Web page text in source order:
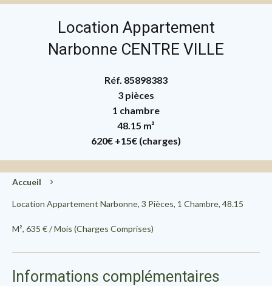
Location Appartement
Narbonne CENTRE VILLE
Réf. 85898383
3 pièces
1 chambre
48.15 m²
620€ +15€ (charges)
Accueil
Location Appartement Narbonne, 3 Pièces, 1 Chambre, 48.15
M², 635 € / Mois (Charges Comprises)
Informations complémentaires